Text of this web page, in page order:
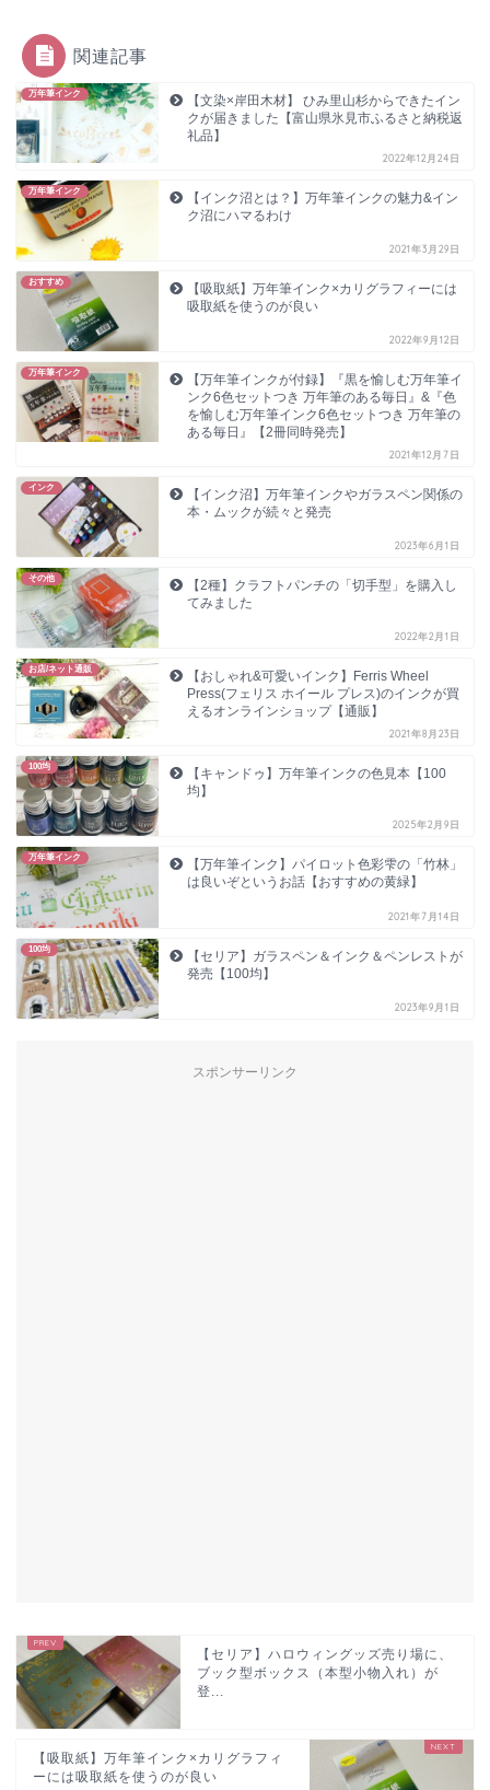
関連記事
万年筆インク
【文染×岸田木材】 ひみ里山杉からできたイン
クが届きました【富山県氷見市ふるさと納税返
礼品】
2022年12月24日
万年筆インク
【インク沼とは？】万年筆インクの魅力&イン
ク沼にハマるわけ
2021年3月29日
おすすめ
【吸取紙】万年筆インク×カリグラフィーには
吸取紙を使うのが良い
2022年9月12日
万年筆インク
【万年筆インクが付録】『黒を愉しむ万年筆イ
ンク6色セットつき 万年筆のある毎日』&『色
を愉しむ万年筆インク6色セットつき 万年筆の
ある毎日』【2冊同時発売】
2021年12月7日
インク
【インク沼】万年筆インクやガラスペン関係の
本・ムックが続々と発売
2023年6月1日
その他
【2種】クラフトパンチの「切手型」を購入し
てみました
2022年2月1日
お店/ネット通販
【おしゃれ&可愛いインク】Ferris Wheel
Press(フェリス ホイール プレス)のインクが買
えるオンラインショップ【通販】
2021年8月23日
100均
【キャンドゥ】万年筆インクの色見本【100
均】
2025年2月9日
万年筆インク
【万年筆インク】パイロット色彩雫の「竹林」
は良いぞというお話【おすすめの黄緑】
2021年7月14日
100均
【セリア】ガラスペン＆インク＆ペンレストが
発売【100均】
2023年9月1日
スポンサーリンク
【セリア】ハロウィングッズ売り場に、
ブック型ボックス（本型小物入れ）が
登...
【吸取紙】万年筆インク×カリグラフィ
ーには吸取紙を使うのが良い